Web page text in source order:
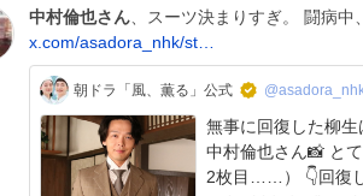
中村倫也さん 、スーツ決まりすぎ。 闘病
x.com/asadora_nhk/st…
朝ドラ「風、薫る」公式
無事に回復した柳生は
中村倫也さん📸 と
2枚目……） 👇回復した柳生を見る